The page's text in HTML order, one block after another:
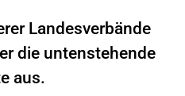
Landesverbände
die untenstehende
aus.